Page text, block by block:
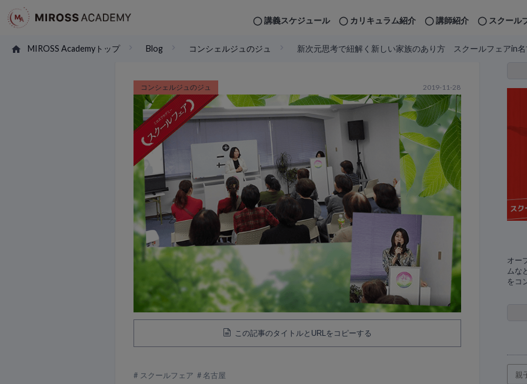
スクール
講師紹介
カリキュラム紹介
講義スケジュール
MIROSS Academyトップ Blog コンシェルジュのジュ 新次元思考で紐解く新しい家族のあり方 スクールフェアin
2019-11-28
コンシェルジュのジュ
この記事のタイトルとURLをコピーする
スクールフェア 名古屋
オー
ムな
をコ
親